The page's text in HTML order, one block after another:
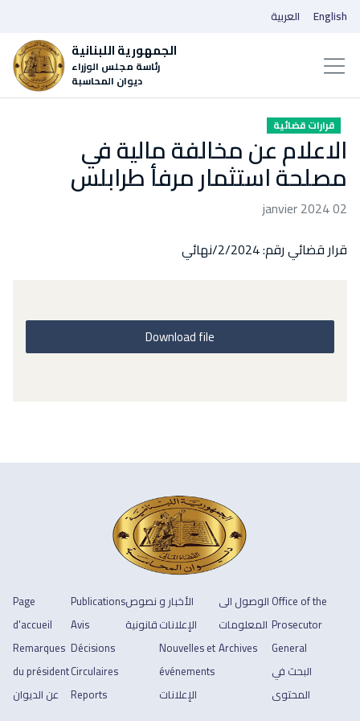
الجمهورية اللبنانية
رئاسة مجلس الوزراء
ديوان المحاسبة
العربية English
قرارات قضائية
الاعلام عن مخالفة مالية في
مصلحة استثمار مرفأ طرابلس
02 janvier 2024
قرار قضائي رقم: 2/2024/نهائي
Download file
Page
d'accueil
Remarques
du président
عن الديوان
Publications
Avis
Décisions
Circulaires
Reports
نصوص
قانونية
الأخبار و
الإعلانات
Nouvelles et
événements
الإعلانات
الوصول الى
المعلومات
Archives
Office of the
Prosecutor
General
البحث في
المحتوى